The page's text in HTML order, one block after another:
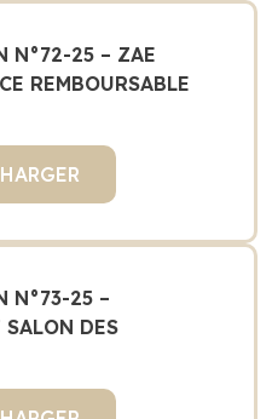
N°72-25 – ZAE
REMBOURSABLE
N°73-25 –
SALON DES